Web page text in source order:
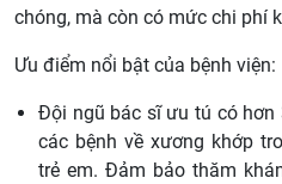
chóng, mà còn có mức chi phí
Ưu điểm nổi bật của bệnh viện:
Đội ngũ bác sĩ ưu tú có
các bệnh về xương khớp
trẻ em. Đảm bảo thăm